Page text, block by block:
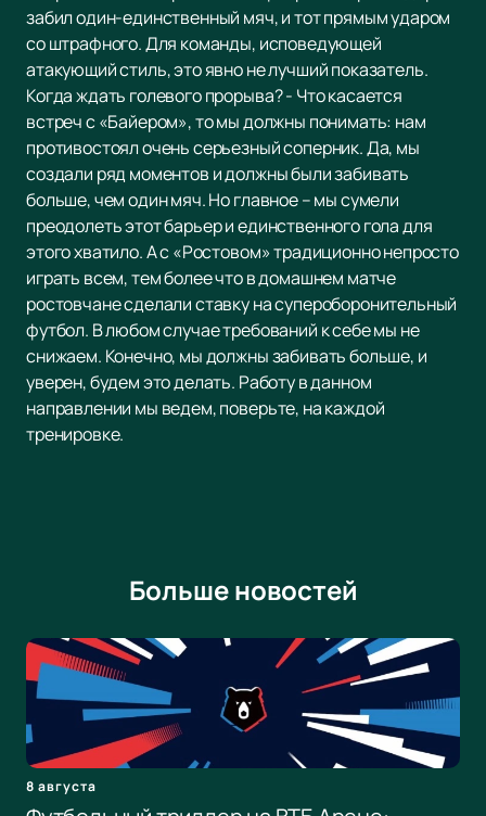
забил один-единственный мяч, и тот прямым ударом
со штрафного. Для команды, исповедующей
атакующий стиль, это явно не лучший показатель.
Когда ждать голевого прорыва? - Что касается
встреч с «Байером», то мы должны понимать: нам
противостоял очень серьезный соперник. Да, мы
создали ряд моментов и должны были забивать
больше, чем один мяч. Но главное – мы сумели
преодолеть этот барьер и единственного гола для
этого хватило. А с «Ростовом» традиционно непросто
играть всем, тем более что в домашнем матче
ростовчане сделали ставку на супероборонительный
футбол. В любом случае требований к себе мы не
снижаем. Конечно, мы должны забивать больше, и
уверен, будем это делать. Работу в данном
направлении мы ведем, поверьте, на каждой
тренировке.
Больше новостей
8 августа